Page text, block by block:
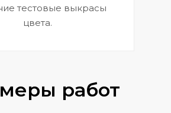
тестовые выкрасы
цвета.
работ